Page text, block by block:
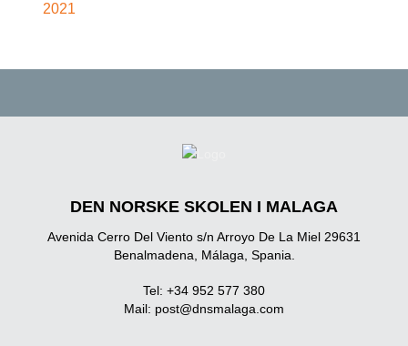
2021
DEN NORSKE SKOLEN I MALAGA
Avenida Cerro Del Viento s/n Arroyo De La Miel 29631
Benalmadena, Málaga, Spania.
Tel: +34 952 577 380
Mail: post@dnsmalaga.com